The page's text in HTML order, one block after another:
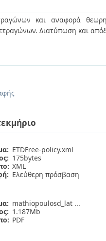
και αναφορά
Διατύπωση και
ETDFree-policy.xml
175bytes
XML
Ελεύθερη πρόσβαση
mathiopoulosd_lat ...
1.187Mb
PDF